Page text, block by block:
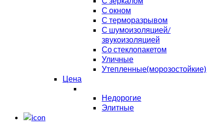
С окном
С терморазрывом
С шумоизоляцией/
звукоизоляцией
Со стеклопакетом
Уличные
Утепленные(морозостойкие)
Цена
Недорогие
Элитные